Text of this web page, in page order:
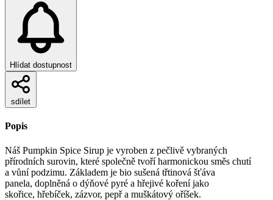
Hlídat dostupnost
sdílet
Popis
Náš Pumpkin Spice Sirup je vyroben z pečlivě vybraných
přírodních surovin, které společně tvoří harmonickou směs chutí
a vůní podzimu. Základem je bio sušená třtinová šťáva
panela, doplněná o dýňové pyré a hřejivé koření jako
skořice, hřebíček, zázvor, pepř a muškátový oříšek.